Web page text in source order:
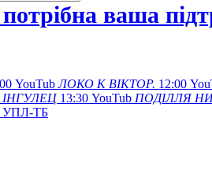
ваша
YouTub ЛОКО К ВІКТОР. 12:00
ІНГУЛЕЦ 13:30 YouTub ПОДІЛЛЯ
УПЛ-ТБ